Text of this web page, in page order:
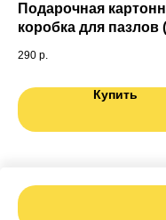
Подарочная
коробка для пазлов
290 р.
Купить